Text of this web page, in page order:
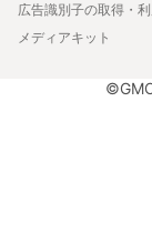
広告識別子の取得・利
メディアキット